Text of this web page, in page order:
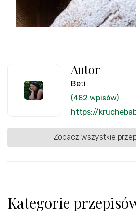
Autor
Beti
(482 wpisów)
https://
Zobacz wszystkie
Kategorie